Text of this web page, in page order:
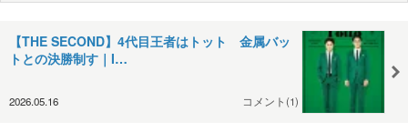
【THE SECOND】4代目王者はトット 金属バッ
トとの決勝制す｜I…
2026.05.16 コメント(1)